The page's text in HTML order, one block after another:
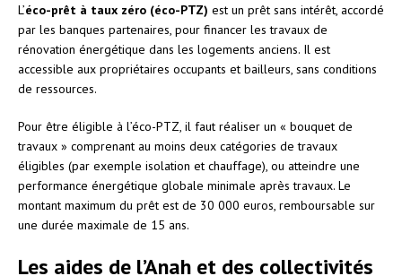
L’éco-prêt à taux zéro (éco-PTZ) est un prêt sans intérêt, accordé
par les banques partenaires, pour financer les travaux de
rénovation énergétique dans les logements anciens. Il est
accessible aux propriétaires occupants et bailleurs, sans conditions
de ressources.
Pour être éligible à l’éco-PTZ, il faut réaliser un « bouquet de
travaux » comprenant au moins deux catégories de travaux
éligibles (par exemple isolation et chauffage), ou atteindre une
performance énergétique globale minimale après travaux. Le
montant maximum du prêt est de 30 000 euros, remboursable sur
une durée maximale de 15 ans.
Les aides de l’Anah et des collectivités